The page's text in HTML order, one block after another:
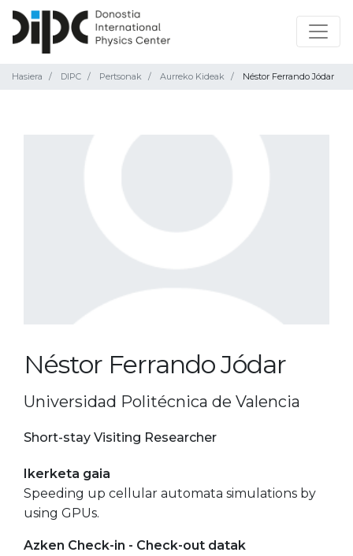
Hasiera DIPC Pertsonak Aurreko Kideak Néstor Ferrando Jódar
Néstor Ferrando Jódar
Universidad Politécnica de Valencia
Short-stay Visiting Researcher
Ikerketa gaia
Speeding up cellular automata simulations by
using GPUs.
Azken Check-in - Check-out datak